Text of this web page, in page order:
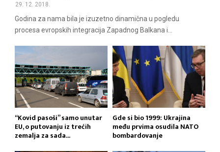
29. 12. 2018.
Godina za nama bila je izuzetno dinamična u pogledu
procesa evropskih integracija Zapadnog Balkana i...
“Kovid pasoši” samo unutar
EU, o putovanju iz trećih
zemalja za sada...
Gde si bio 1999: Ukrajina
među prvima osudila NATO
bombardovanje